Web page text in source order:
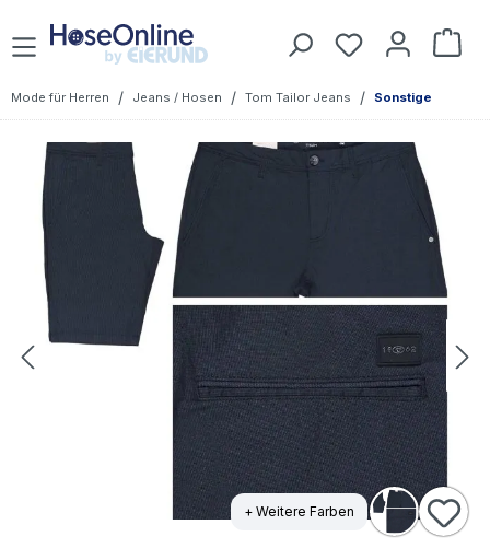
Zum Hauptinhalt springen Du hast 0
Mode für Herren / Jeans / Hosen / Tom Tailor Jeans / Sonstige
Bildergalerie überspringen
+ Weitere Farben